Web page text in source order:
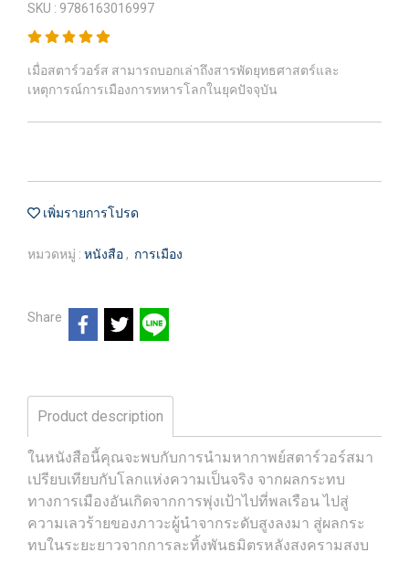
SKU : 9786163016997
เมื่อสตาร์วอร์ส สามารถบอกเล่าถึงสารพัดยุทธศาสตร์และ
เหตุการณ์การเมืองการทหารโลกในยุคปัจจุบัน
เพิ่มรายการโปรด
หมวดหมู่ : หนังสือ , การเมือง
Share
Product description
ในหนังสือนี้คุณจะพบกับการนำมหากาพย์สตาร์วอร์สมา
เปรียบเทียบกับโลกแห่งความเป็นจริง จากผลกระทบ
ทางการเมืองอันเกิดจากการพุ่งเป้าไปที่พลเรือน ไปสู่
ความเลวร้ายของภาวะผู้นำจากระดับสูงลงมา สู่ผลกระ
ทบในระยะยาวจากการละทิ้งพันธมิตรหลังสงครามสงบ